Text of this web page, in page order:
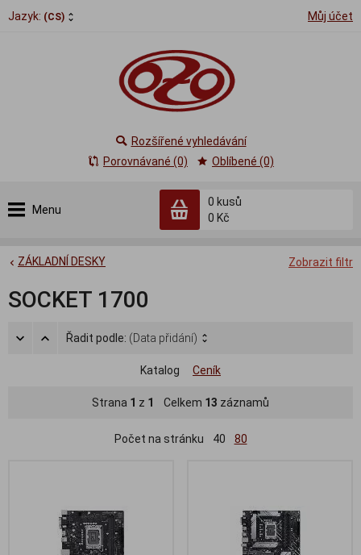
Jazyk: (CS) Můj účet
Menu
0 kusů
0 Kč
Rozšířené vyhledávání
Porovnávané (0)
Oblíbené (0)
Zobrazit filtr
ZÁKLADNÍ DESKY
SOCKET 1700
Řadit podle: (Data přidání)
Katalog Ceník
Strana 1 z 1 Celkem 13 záznamů
Počet na stránku 40 80